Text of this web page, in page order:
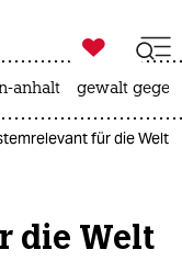

taz zahl ich
anhalt gewalt
für die Welt
die Welt